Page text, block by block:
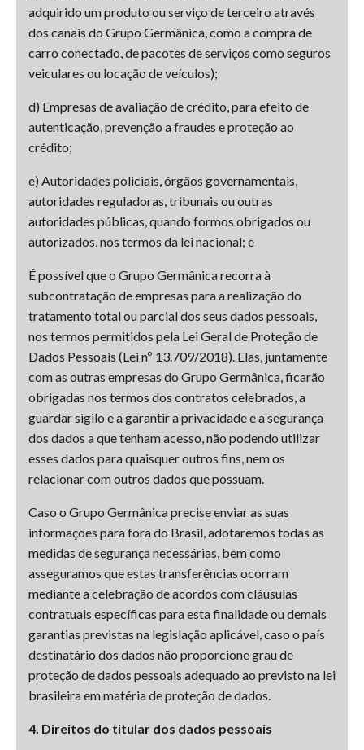
adquirido um produto ou serviço de terceiro através
dos canais do Grupo Germânica, como a compra de
carro conectado, de pacotes de serviços como seguros
veiculares ou locação de veículos);
d) Empresas de avaliação de crédito, para efeito de
autenticação, prevenção a fraudes e proteção ao
crédito;
e) Autoridades policiais, órgãos governamentais,
autoridades reguladoras, tribunais ou outras
autoridades públicas, quando formos obrigados ou
autorizados, nos termos da lei nacional; e
É possível que o Grupo Germânica recorra à
subcontratação de empresas para a realização do
tratamento total ou parcial dos seus dados pessoais,
nos termos permitidos pela Lei Geral de Proteção de
Dados Pessoais (Lei nº 13.709/2018). Elas, juntamente
com as outras empresas do Grupo Germânica, ficarão
obrigadas nos termos dos contratos celebrados, a
guardar sigilo e a garantir a privacidade e a segurança
dos dados a que tenham acesso, não podendo utilizar
esses dados para quaisquer outros fins, nem os
relacionar com outros dados que possuam.
Caso o Grupo Germânica precise enviar as suas
informações para fora do Brasil, adotaremos todas as
medidas de segurança necessárias, bem como
asseguramos que estas transferências ocorram
mediante a celebração de acordos com cláusulas
contratuais específicas para esta finalidade ou demais
garantias previstas na legislação aplicável, caso o país
destinatário dos dados não proporcione grau de
proteção de dados pessoais adequado ao previsto na lei
brasileira em matéria de proteção de dados.
4. Direitos do titular dos dados pessoais